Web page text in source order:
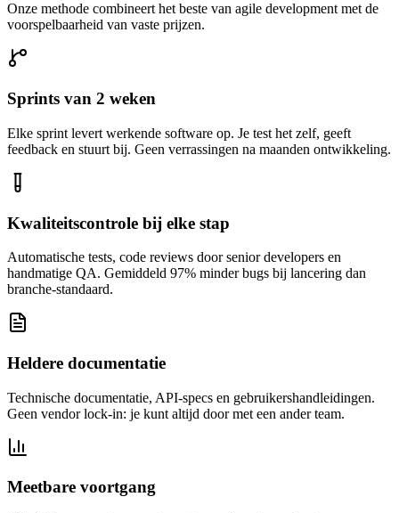
Onze methode combineert het beste van agile development met de
voorspelbaarheid van vaste prijzen.
Sprints van 2 weken
Elke sprint levert werkende software op. Je test het zelf, geeft
feedback en stuurt bij. Geen verrassingen na maanden ontwikkeling.
Kwaliteitscontrole bij elke stap
Automatische tests, code reviews door senior developers en
handmatige QA. Gemiddeld 97% minder bugs bij lancering dan
branche-standaard.
Heldere documentatie
Technische documentatie, API-specs en gebruikershandleidingen.
Geen vendor lock-in: je kunt altijd door met een ander team.
Meetbare voortgang